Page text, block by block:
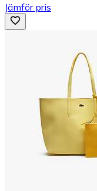
Jämför pris